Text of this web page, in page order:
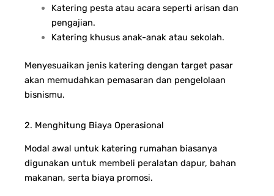
Katering pesta atau acara seperti arisan dan
pengajian.
Katering khusus anak-anak atau sekolah.
Menyesuaikan jenis katering dengan target pasar
akan memudahkan pemasaran dan pengelolaan
bisnismu.
2. Menghitung Biaya Operasional
Modal awal untuk katering rumahan biasanya
digunakan untuk membeli peralatan dapur, bahan
makanan, serta biaya promosi.